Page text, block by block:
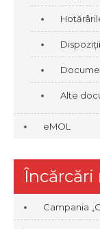
Alte
eMOL
Încărcări
Campania